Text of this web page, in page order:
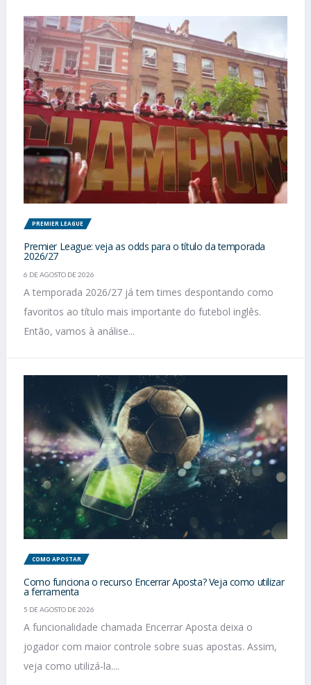
PREMIER LEAGUE
Premier League: veja as odds para o título da temporada
2026/27
6 DE AGOSTO DE 2026
A temporada 2026/27 já tem times despontando como
favoritos ao título mais importante do futebol inglês.
Então, vamos à análise...
COMO APOSTAR
Como funciona o recurso Encerrar Aposta? Veja como utilizar
a ferramenta
5 DE AGOSTO DE 2026
A funcionalidade chamada Encerrar Aposta deixa o
jogador com maior controle sobre suas apostas. Assim,
veja como utilizá-la....